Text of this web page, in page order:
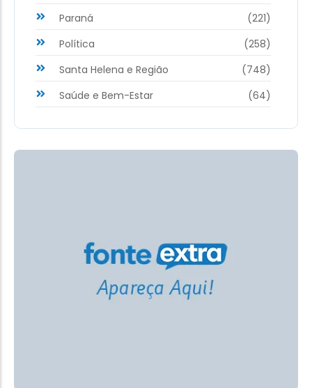
Paraná
(221)
Política
(258)
Santa Helena e Região
(748)
Saúde e Bem-Estar
(64)